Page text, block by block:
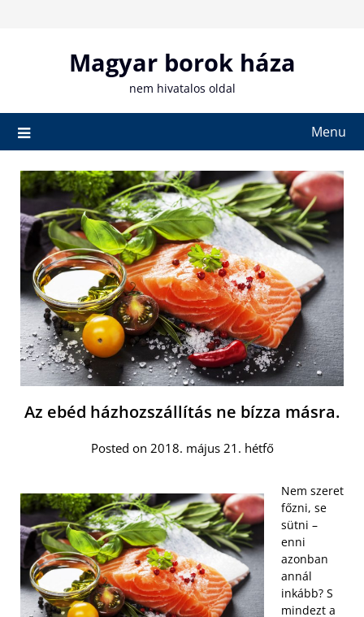
Magyar borok háza
nem hivatalos oldal
Menu
Az ebéd házhozszállítás ne bízza másra.
Posted on 2018. május 21. hétfő
Nem szeret
főzni, se
sütni –
enni
azonban
annál
inkább? S
mindezt a